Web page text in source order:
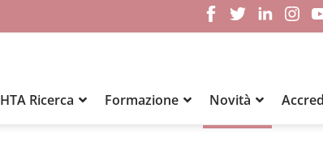
HTA Ricerca Formazione Novità